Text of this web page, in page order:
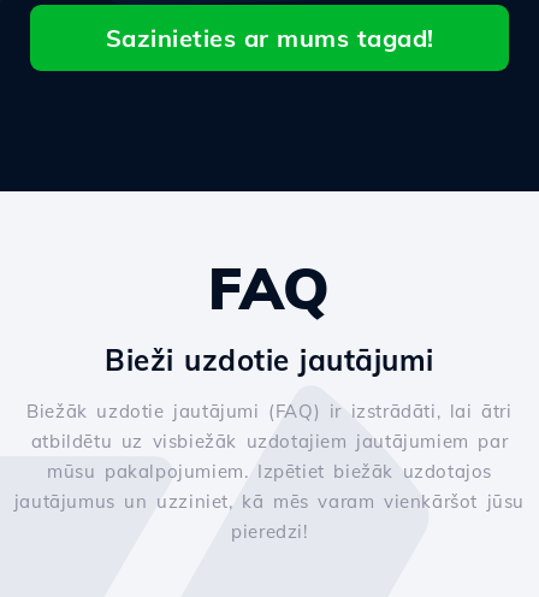
Sazinieties ar mums tagad!
FAQ
Bieži uzdotie jautājumi
Biežāk uzdotie jautājumi (FAQ) ir izstrādāti, lai ātri
atbildētu uz visbiežāk uzdotajiem jautājumiem par
mūsu pakalpojumiem. Izpētiet biežāk uzdotajos
jautājumus un uzziniet, kā mēs varam vienkāršot jūsu
pieredzi!